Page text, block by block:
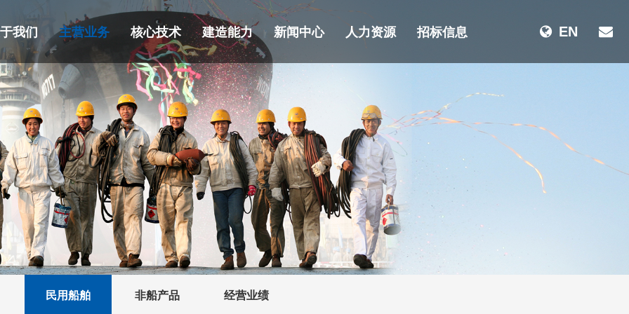
我们 主营业务 核心技术 建造能力 新闻中心 人力资源 招标信息 EN
民用船舶 非船产品 经营业绩